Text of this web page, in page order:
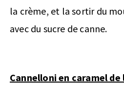
la crème, et la sortir du
avec du sucre de canne.
Cannelloni en caramel